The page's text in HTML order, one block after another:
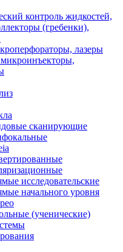
контроль жидкостей,
(гребенки),
лазеры
сканирующие
исследовательские
начального уровня
(ученические)